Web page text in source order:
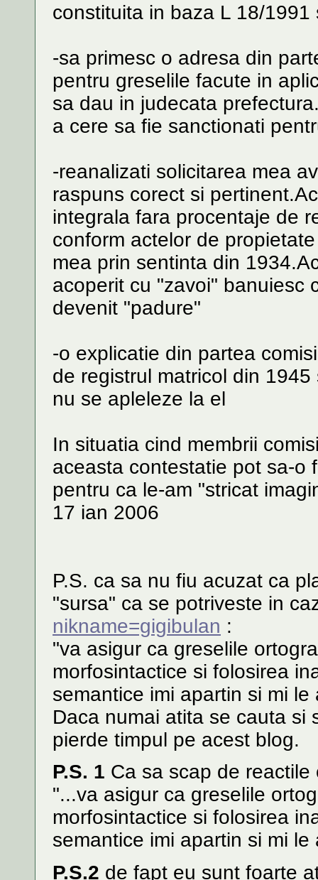
constituita in baza L 18/
-sa primesc o adresa din
pentru greselile facute in
sa dau in judecata
a cere sa fie sanctionati
-reanalizati solicitarea mea
raspuns corect si
integrala fara procentaje de
conform actelor de
mea prin sentinta din
acoperit cu "zavoi" banuiesc
devenit "padure"
-o explicatie din partea
de registrul matricol din
nu se apleleze la el
In situatia cind membrii
aceasta contestatie pot sa-o
pentru ca le-am "stricat
17 ian 2006
P.S. ca sa nu fiu acuzat ca
"sursa" ca se potriveste in
nikname=gigibulan :
"va asigur ca greselile
morfosintactice si folosirea
semantice imi apartin si mi le
Daca numai atita se cauta si
pierde timpul pe acest blog.
P.S. 1 Ca sa scap de
"...va asigur ca greselile
morfosintactice si folosirea
semantice imi apartin si mi le
P.S.2 de fapt eu sunt foarte